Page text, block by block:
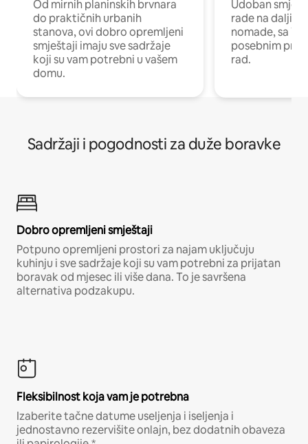
Od mirnih planinskih brvnara
do praktičnih urbanih
stanova, ovi dobro opremljeni
smještaji imaju sve sadržaje
koji su vam potrebni u vašem
domu.
Udoban
rade na
nomade, sa
posebnim
rad.
Sadržaji i pogodnosti za duže boravke
Dobro opremljeni smještaji
Potpuno opremljeni prostori za najam uključuju
kuhinju i sve sadržaje koji su vam potrebni za prijatan
boravak od mjesec ili više dana. To je savršena
alternativa podzakupu.
Fleksibilnost koja vam je potrebna
Izaberite tačne datume useljenja i iseljenja i
jednostavno rezervišite onlajn, bez dodatnih obaveza